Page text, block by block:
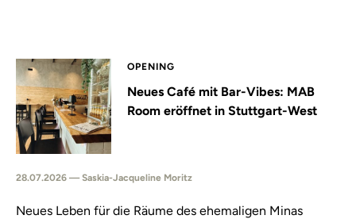
OPENING
Neues Café mit Bar-Vibes: MAB
Room eröffnet in Stuttgart-West
28.07.2026 — Saskia-Jacqueline Moritz
Neues Leben für die Räume des ehemaligen Minas